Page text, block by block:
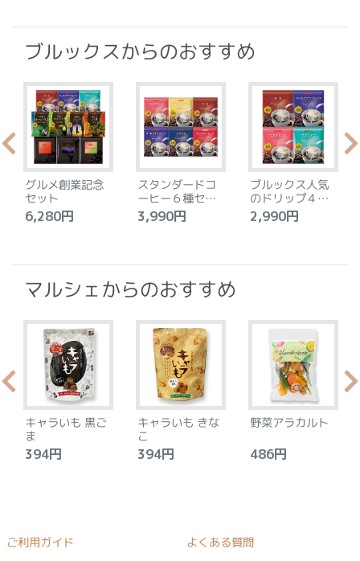
ブルックスからのおすすめ
グルメ創業記念
セット
6,280円
スタンダードコ
ーヒー６種セッ
ト
3,990円
ブルックス人気
のドリップ４種
セット
2,990円
マルシェからのおすすめ
キャラいも 黒ご
ま
394円
キャラいも きな
こ
394円
野菜アラカルト
486円
ご利用ガイド よくある質問